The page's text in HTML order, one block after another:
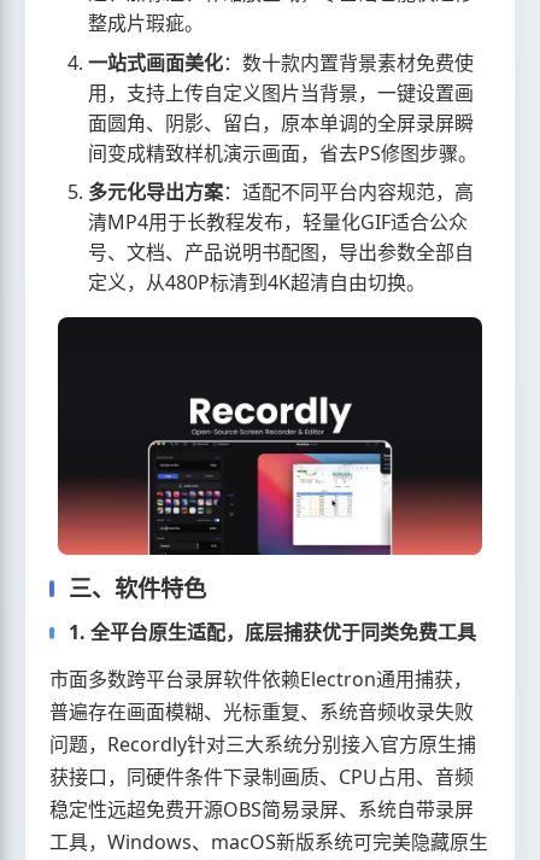
整成片瑕疵。
一站式画面美化：数十款内置背景素材免费使
用，支持上传自定义图片当背景，一键设置画
面圆角、阴影、留白，原本单调的全屏录屏瞬
间变成精致样机演示画面，省去PS修图步骤。
多元化导出方案：适配不同平台内容规范，高
清MP4用于长教程发布，轻量化GIF适合公众
号、文档、产品说明书配图，导出参数全部自
定义，从480P标清到4K超清自由切换。
三、软件特色
1. 全平台原生适配，底层捕获优于同类免费工具
市面多数跨平台录屏软件依赖Electron通用捕获，
普遍存在画面模糊、光标重复、系统音频收录失败
问题，Recordly针对三大系统分别接入官方原生捕
获接口，同硬件条件下录制画质、CPU占用、音频
稳定性远超免费开源OBS简易录屏、系统自带录屏
工具，Windows、macOS新版系统可完美隐藏原生